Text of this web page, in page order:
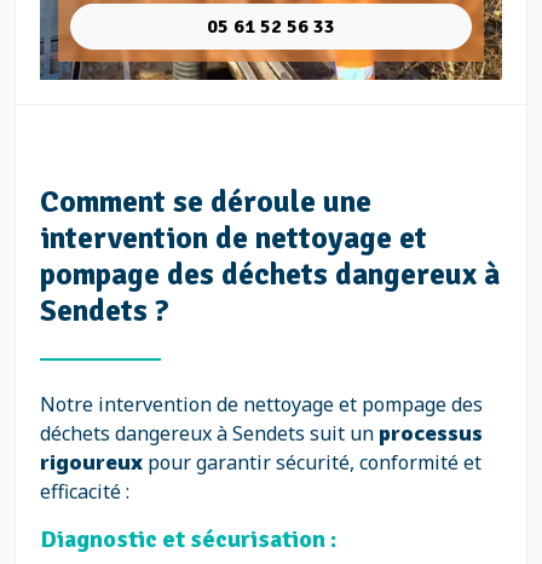
05 61 52 56 33
Comment se déroule une
intervention de nettoyage et
pompage des déchets dangereux à
Sendets ?
Notre intervention de nettoyage et pompage des
déchets dangereux à Sendets suit un processus
rigoureux pour garantir sécurité, conformité et
efficacité :
Diagnostic et sécurisation :